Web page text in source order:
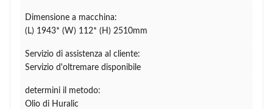
Dimensione a macchina:
(L) 1943* (W) 112* (H) 2510mm
Servizio di assistenza al cliente:
Servizio d'oltremare disponibile
determini il metodo:
Olio di Huralic